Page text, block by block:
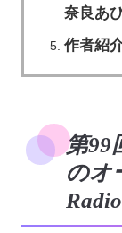
奈良あ
作者紹
第99
のオ